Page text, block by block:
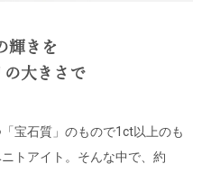
輝きを
の大きさで
宝石質」のもので1ct以上のも
トアイト。そんな中で、約